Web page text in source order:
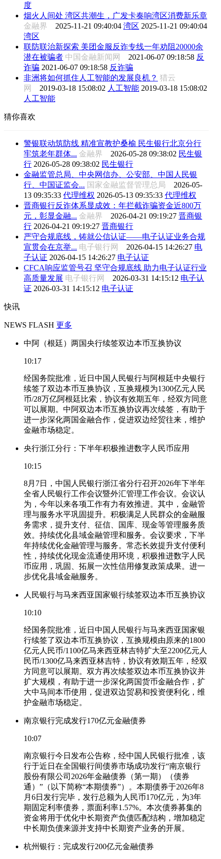
度
烟火人间处 湾区共潮生，广发卡奏响湾区消费新乐章
金融界 2025-11-21 09:40:04 湾区 2025-11-21 09:40:04
湾区
联防联治新探索 美团金服反诈专线一年劝阻20000余
潜在被骗者 中国金融新闻网 2021-06-07 09:18:58 反
诈骗 2021-06-07 09:18:58 反诈骗
非洲将如何抓住人工智能的发展良机？ 猎云
网 2019-03-18 15:08:02 人工智能 2019-03-18 15:08:02
人工智能
猜你喜欢
警银联动筑防线 精准宣教护桑榆 民生银行北京分行
牢筑老年群体... 金融界 2026-05-28 09:38:02 民生银
行 2026-05-28 09:38:02 民生银行
金融监管总局、中央网信办、公安部、中国人民银
行、中国证监会... 国家金融监督管理总局 2026-05-
13 09:35:33 代理维权 2026-05-13 09:35:33 代理维权
晋商银行反诈体系显成效：年拦截诈骗资金近800万
元，彰显金融... 金融界 2026-04-21 09:19:27 晋商银
行 2026-04-21 09:19:27 晋商银行
严守合规底线，铸就公信认证——电子认证业务合规
宣贯会在京举... 电子银行网 2026-04-15 14:26:27 电
子认证 2026-04-15 14:26:27 电子认证
CFCA响应监管号召 坚守合规底线 助力电子认证行业
高质量发展 电子银行网 2026-03-31 14:15:12 电子认
证 2026-03-31 14:15:12 电子认证
快讯
NEWS FLASH 更多
中阿（根廷）两国央行续签双边本币互换协议
10:17
经国务院批准，近日中国人民银行与阿根廷中央银行
续签了双边本币互换协议，互换规模为1300亿元人民
币/28万亿阿根廷比索，协议有效期五年，经双方同意
可以展期。中阿双边本币互换协议再次续签，有助于
进一步深化两国金融合作，促进双边经贸往来，维护
金融市场稳定。
央行浙江分行：下半年积极推进数字人民币应用
10:15
8月7日，中国人民银行浙江省分行召开2026年下半年
全省人民银行工作会议暨外汇管理工作会议。会议认
为，今年以来各项工作有力有效推进。其中，金融管
理与服务水平巩固提升。积极满足人民群众的金融服
务需求，提升支付、征信、国库、现金等管理服务质
效。持续优化县域金融管理和服务。会议要求，下半
年持续优化金融管理与服务。常态长效提升支付便利
性，持续优化现金流通使用环境，积极推进数字人民
币应用，巩固、拓展一次性信用修复政策成果。进一
步优化县域金融服务。
人民银行与马来西亚国家银行续签双边本币互换协议
10:10
经国务院批准，近日中国人民银行与马来西亚国家银
行续签了双边本币互换协议，互换规模由原来的1800
亿元人民币/1100亿马来西亚林吉特扩大至2200亿元人
民币/1300亿马来西亚林吉特，协议有效期五年，经双
方同意可以展期。双方再次续签双边本币互换协议并
扩大规模，有助于进一步深化两国货币金融合作，扩
大中马间本币使用，促进双边贸易和投资便利化，维
护金融市场稳定。
南京银行完成发行170亿元金融债券
10:07
南京银行今日发布公告称，经中国人民银行批准，该
行于近日在全国银行间债券市场成功发行“南京银行
股份有限公司2026年金融债券（第一期）（债券
通）”（以下简称“本期债券”）。本期债券于2026年8
月6日发行完毕，发行总额为人民币170亿元，为3年
期固定利率债券，票面利率1.57%。本次债券募集的
资金将用于优化中长期资产负债匹配结构，增加稳定
中长期负债来源并支持中长期资产业务的开展。
杭州银行：完成发行200亿元金融债券